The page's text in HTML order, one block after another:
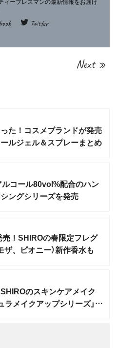
Twitter
Next »
た！コスメブランドが発売
ルジェル＆スプレーまとめ
コール80vol%配合のハン
ングシリーズを発売
！SHIROの春限定フレグ
ザ、ピオニー）新作香水も
のスキンケアメイク
ラメイクアップシリーズ」誕